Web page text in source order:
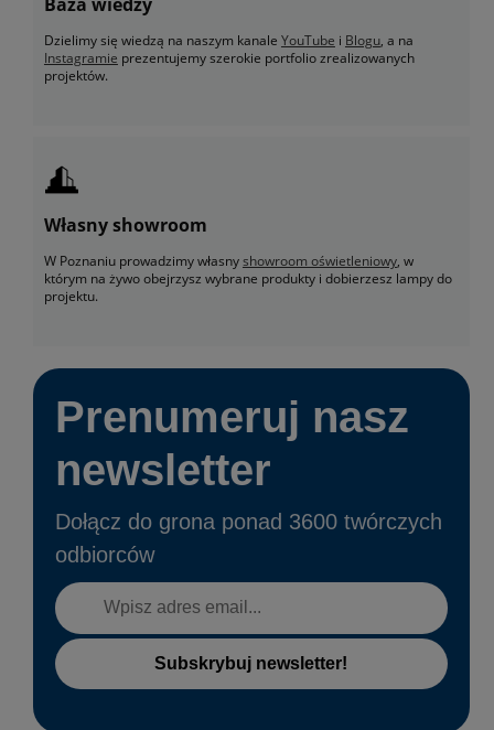
Dzielimy się wiedzą na naszym kanale YouTube i Blogu, a na
Instagramie prezentujemy szerokie portfolio zrealizowanych
projektów.
Własny showroom
W Poznaniu prowadzimy własnyshowroom oświetleniowy, w
którym na żywo obejrzysz wybrane produkty i dobierzesz lampy do
projektu.
Prenumeruj nasz
newsletter
Dołącz do grona ponad 3600 twórczych
odbiorców
Subskrybuj newsletter!